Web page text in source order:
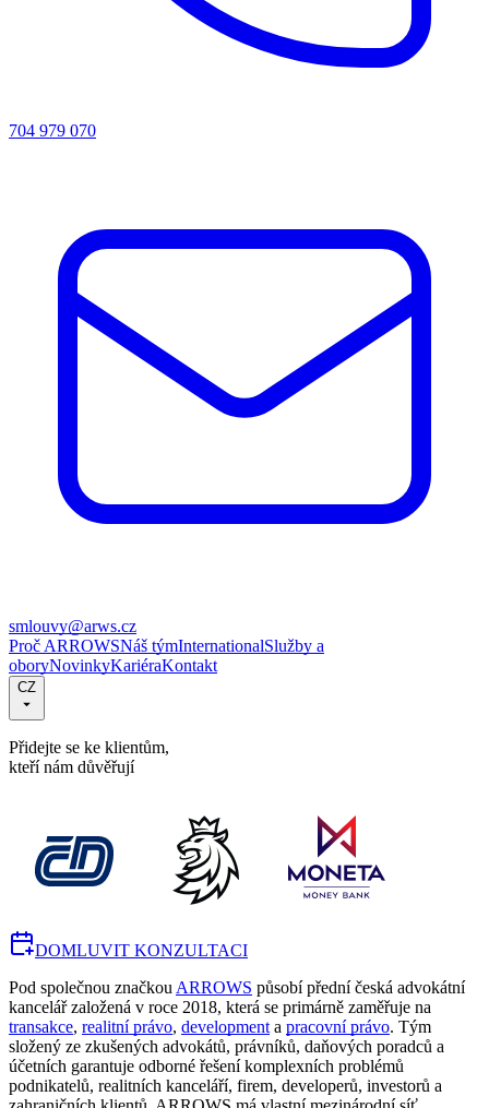
704 979 070
smlouvy@arws.cz
Proč ARROWSNáš týmInternationalSlužby a
oboryNovinkyKariéraKontakt
CZ
Přidejte se ke klientům,
kteří nám důvěřují
DOMLUVIT KONZULTACI
Pod společnou značkou ARROWS působí přední česká advokátní
kancelář založená v roce 2018, která se primárně zaměřuje na
transakce, realitní právo, development a pracovní právo. Tým
složený ze zkušených advokátů, právníků, daňových poradců a
účetních garantuje odborné řešení komplexních problémů
podnikatelů, realitních kanceláří, firem, developerů, investorů a